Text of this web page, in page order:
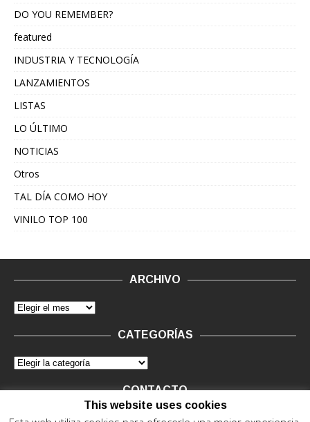
DO YOU REMEMBER?
featured
INDUSTRIA Y TECNOLOGÍA
LANZAMIENTOS
LISTAS
LO ÚLTIMO
NOTICIAS
Otros
TAL DÍA COMO HOY
VINILO TOP 100
ARCHIVO
CATEGORÍAS
CONTACTO
Vinilo Negro.Consultas de anunciantes y Legal, en vinilo at
This website uses cookies